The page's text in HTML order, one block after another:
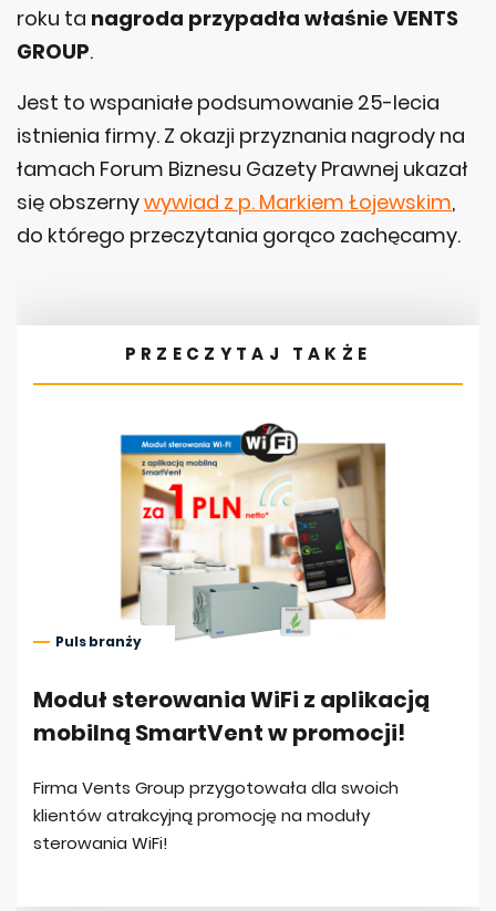
roku ta nagroda przypadła właśnie VENTS
GROUP.
Jest to wspaniałe podsumowanie 25-lecia
istnienia firmy. Z okazji przyznania nagrody na
łamach Forum Biznesu Gazety Prawnej ukazał
się obszernywywiad z p. Markiem Łojewskim,
do którego przeczytania gorąco zachęcamy.